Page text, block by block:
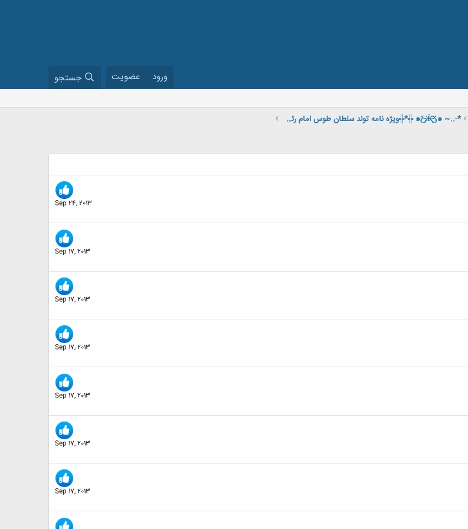
ورود عضویت جستجو
*-..~ ๑Ƹ̵̡Ӝ̵̨̄Ʒ๑ ╬*╬ویژه نامه تولد سلطان طوس امام رئوف علیه السلام ╬*╬.๑Ƹ̵̡Ӝ̵̨̄Ʒ๑..~ *
Sep 24, 2013
Sep 17, 2013
Sep 17, 2013
Sep 17, 2013
Sep 17, 2013
Sep 17, 2013
Sep 17, 2013